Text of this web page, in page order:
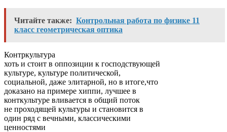
Читайте также: Контрольная работа по физике 11
класс геометрическая оптика
Контркультура
хоть и стоит в оппозиции к господствующей
культуре, культуре политической,
социальной, даже элитарной, но в итоге,что
доказано на примере хиппи, лучшее в
конткультуре вливается в общий поток
не проходящей культуры и становится в
один ряд с вечными, классическими
ценностями